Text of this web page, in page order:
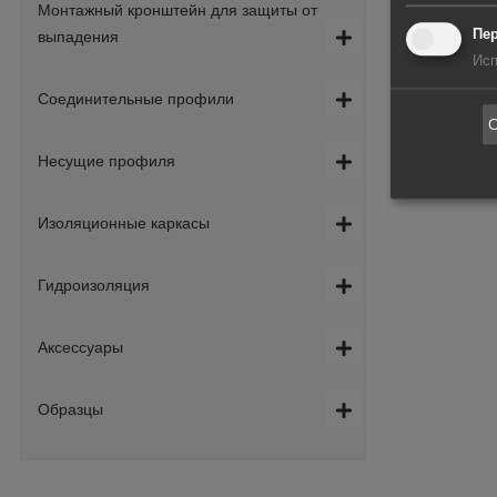
Монтажный кронштейн для защиты от
выпадения
Соединительные профили
Несущие профиля
Изоляционные каркасы
Гидроизоляция
Аксессуары
Образцы